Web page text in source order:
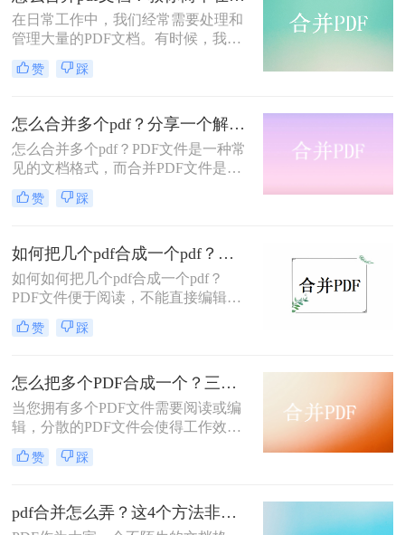
家！大家可以参考一下哦！
在日常工作中，我们经常需要处理和
管理大量的PDF文档。有时候，我们
希望将多个PDF文件合并成一个文
件，以方便浏览和分享。本文将介绍
你可以快速完成合并任务，提高工作
效率。
赞 踩
怎么合并多个pdf？分享一个解决办法！
怎么合并多个pdf？PDF文件是一种常
见的文档格式，而合并PDF文件是一
个常见的需求，当我们有大量的PDF
文件时，为了方便管理和查找，我们
样一来，我们就可以更容易地查找和
管理这些文件，而不是一个一个地打
开它们。那么怎么合并多个pdf呢？下
面分享一个文件合并的方法，有需要
的朋友快来一起看。
赞 踩
如何把几个pdf合成一个pdf？教你简单方便的在线合并方法！
如何如何把几个pdf合成一个pdf？
PDF文件便于阅读，不能直接编辑等
功能，相信大家有一定的了解，但是
在工作和学习中不可避免地需要把几
天我们就分享一下如何将pdf合并吧，
相信你会用的到。
赞 踩
怎么把多个PDF合成一个？三个方法轻松合并PDF！
当您拥有多个PDF文件需要阅读或编
辑，分散的PDF文件会使得工作效率
很低。 合并PDF文件后，您可以将所
有这些文件整齐地排序。相反，则需
用的好方法，下面一起看看怎么把多
个PDF合成一个吧~
赞 踩
pdf合并怎么弄？这4个方法非常简单！请低调使用！